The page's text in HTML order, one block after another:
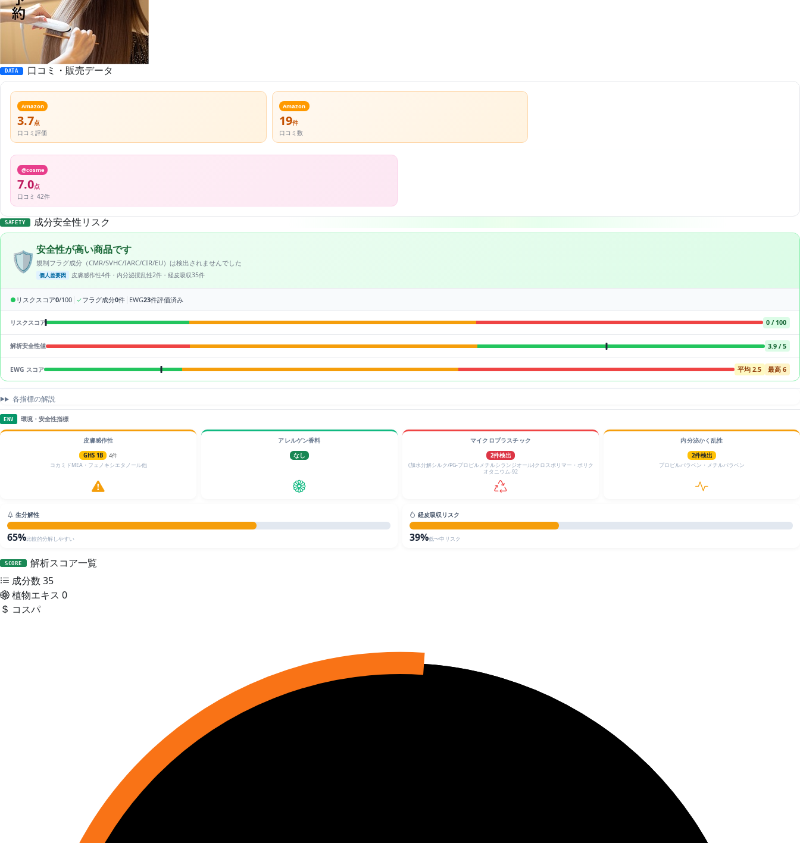
DATA 口コミ・販売データ
Amazon
3.7点
口コミ評価
Amazon
19件
口コミ数
@cosme
7.0点
口コミ 42件
SAFETY 成分安全性リスク
🛡️安全性が高い商品です
規制フラグ成分（CMR/SVHC/IARC/CIR/EU）は検出されませんでした
個人差要因 皮膚感作性4件・内分泌撹乱性2件・経皮吸収35件
● リスクスコア0/100 | ✓フラグ成分0件 | EWG23件評価済み
リスクスコア 0 / 100
解析安全性値 3.9 / 5
EWG スコア 平均 2.5 最高 6
各指標の解説
ENV 環境・安全性指標
皮膚感作性
GHS 1B
4件
コカミドMEA・フェノキシエタノール他
アレルゲン香料
なし
マイクロプラスチック
2件検出
(加水分解シルク/PG-プロピルメチルシランジオール)クロスポリマー・ポリク
オタニウム-92
内分泌かく乱性
2件検出
プロピルパラベン・メチルパラベン
生分解性
65%比較的分解しやすい
経皮吸収リスク
39%低〜中リスク
SCORE
解析スコア一覧
成分数 35
植物エキス 0
コスパ